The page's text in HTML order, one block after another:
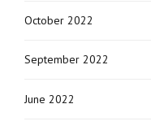
October 2022
September 2022
June 2022